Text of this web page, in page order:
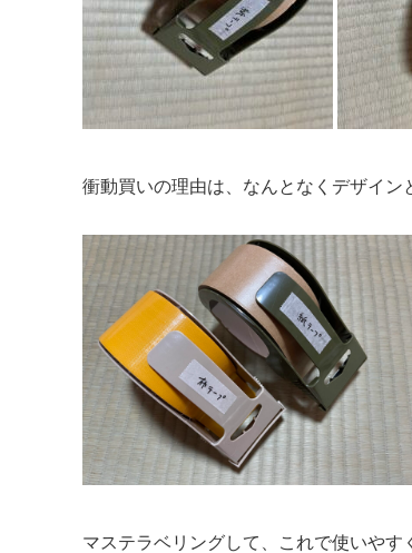
衝動買いの理由は、なんとなくデザイン
マステラベリングして、これで使いやす